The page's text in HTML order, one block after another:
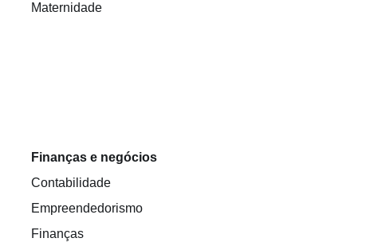
Maternidade
Finanças e negócios
Contabilidade
Empreendedorismo
Finanças